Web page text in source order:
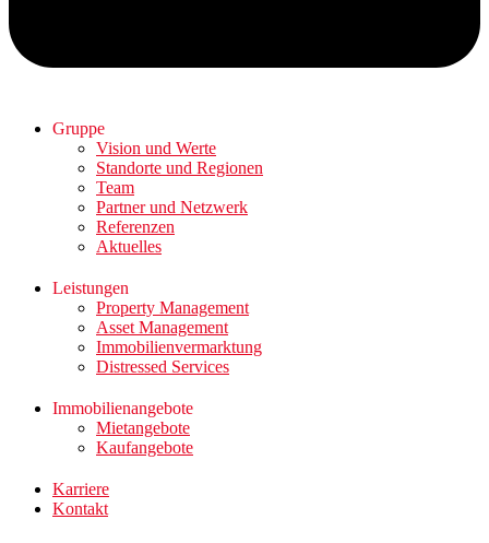
Gruppe
Vision und Werte
Standorte und Regionen
Team
Partner und Netzwerk
Referenzen
Aktuelles
Leistungen
Property Management
Asset Management
Immobilienvermarktung
Distressed Services
Immobilienangebote
Mietangebote
Kaufangebote
Karriere
Kontakt